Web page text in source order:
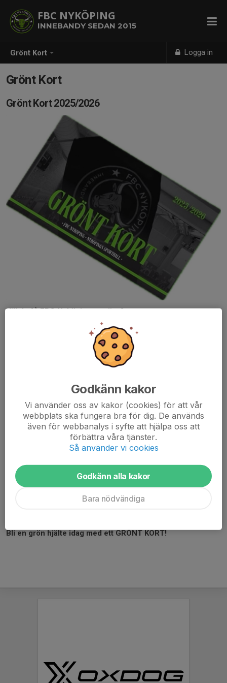
Grönt Kort Logga in
FBC NYKÖPING
INNEBANDY SEDAN 2015
Grönt Kort
Grönt Kort 2025/2026
Vill du få FBC Nyköping att växa?
Nu kan du det genom att bli stödmedlem.
Investera i ett GRÖNT KORT på 200kr och stöd ”den lilla
föreningen med det stora hjärtat”.
Det som ingår med Grönt kort är att du ALLTID får en gratis
kaffe på varje hemmamatch.
Du är även med i en dragning som sker i slutet av varje månad
(oktober-mars) där du kan vinna fina priser från lokala företag i
Så här gör du för att skaffa Grönt kort:
Gå in på nedan länk och följ instruktionerna. Efter att du
genomfört köpet får du det Gröna kortet digitalt som du sedan
kan visa upp på hemmamatcherna för att få en gratis kaffe.
Bli en grön hjälte idag med ett GRÖNT KORT!
Godkänn kakor
Vi använder oss av kakor (cookies) för att vår
webbplats ska fungera bra för dig. De används
även för webbanalys i syfte att hjälpa oss att
förbättra våra tjänster.
Så använder vi cookies
Godkänn alla kakor
Bara nödvändiga